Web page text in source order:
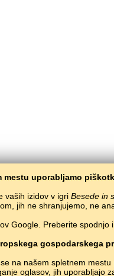
mestu uporabljamo
vaših izidov v igri Besede in
jih ne shranjujemo, ne
Google. Preberite
gospodarskega
na našem spletnem
oglasov, jih uporabljajo